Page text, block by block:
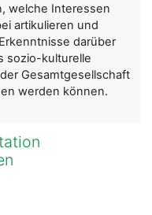
welche Interessen
artikulieren und
darüber
sozio-kulturelle
Gesamtgesellschaft
werden können.